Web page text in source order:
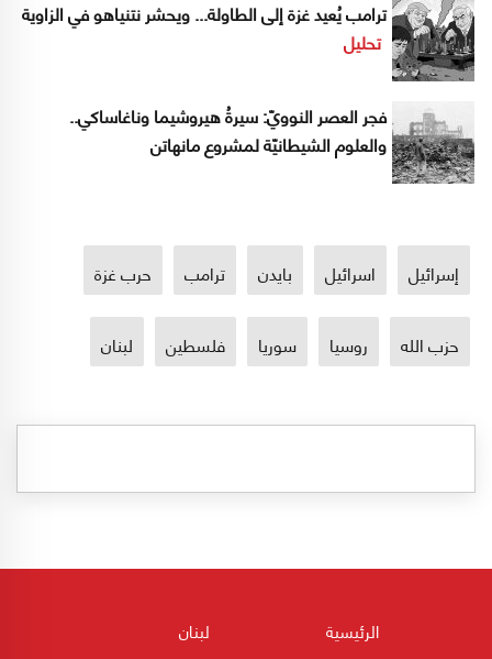
ترامب يُعيد غزة إلى الطاولة... ويحشر نتنياهو في الزاوية
تحليل
فجر العصر النوويّ: سيرةُ هيروشيما وناغاساكي..
والعلوم الشيطانيّة لمشروع مانهاتن
إسرائيل اسرائيل بايدن ترامب حرب غزة
حزب الله روسيا سوريا فلسطين لبنان
الرئيسية
لبنان